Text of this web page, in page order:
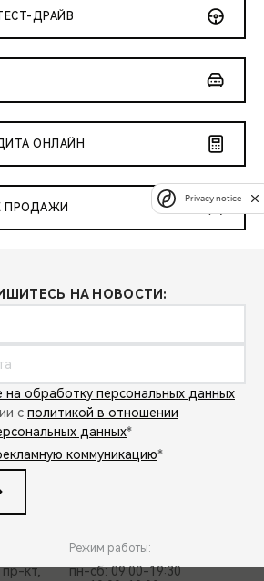
ДРАЙВ
ОНЛАЙН
ПРОДАЖИ
НА НОВОСТИ:
на обработку персональных данных
с политикой в отношении
данных*
коммуникацию*
пр-кт,
Режим работы:
пн-сб: 09:00-19:30
Privacy notice